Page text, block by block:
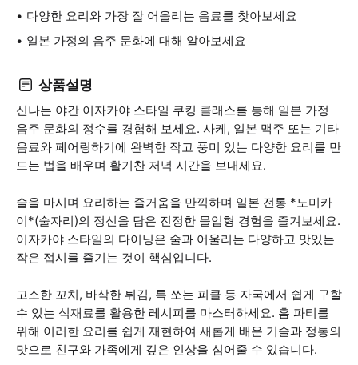
다양한 요리와 가장 잘 어울리는 음료를 찾아보세요
일본 가정의 음주 문화에 대해 알아보세요
상품설명
신나는 야간 이자카야 스타일 쿠킹 클래스를 통해 일본 가정
음주 문화의 정수를 경험해 보세요. 사케, 일본 맥주 또는 기타
음료와 페어링하기에 완벽한 작고 풍미 있는 다양한 요리를 만
드는 법을 배우며 활기찬 저녁 시간을 보내세요.
술을 마시며 요리하는 즐거움을 만끽하며 일본 전통 *노미카
이*(술자리)의 정신을 담은 진정한 몰입형 경험을 즐겨보세요.
이자카야 스타일의 다이닝은 술과 어울리는 다양하고 맛있는
작은 접시를 즐기는 것이 핵심입니다.
고소한 꼬치, 바삭한 튀김, 톡 쏘는 피클 등 자국에서 쉽게 구할
수 있는 식재료를 활용한 레시피를 마스터하세요. 홈 파티를
위해 이러한 요리를 쉽게 재현하여 새롭게 배운 기술과 정통의
맛으로 친구와 가족에게 깊은 인상을 심어줄 수 있습니다.